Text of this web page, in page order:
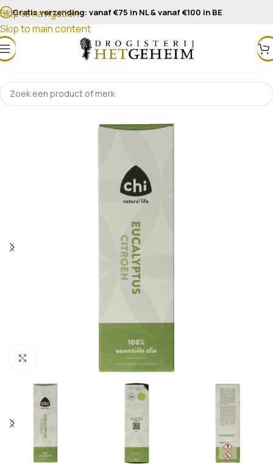
Skip to navigation
Skip to main content
Gratis verzending: vanaf €75 in NL & vanaf €100 in BE